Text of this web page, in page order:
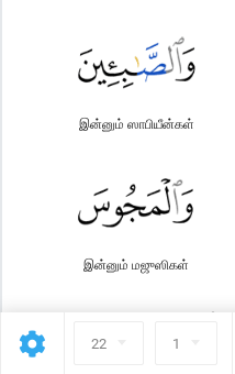
22 1
இன்னும் ஸாபியீன்கள்
இன்னும் மஜுஸிகள்